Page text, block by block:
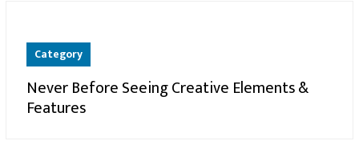
Category
Never Before Seeing Creative Elements &
Features